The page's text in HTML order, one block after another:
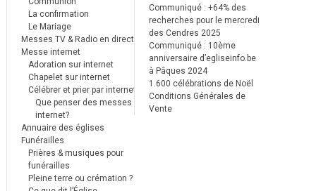
La confirmation
Le Mariage
Messes TV & Radio en direct
Messe internet
Adoration sur internet
Chapelet sur internet
Célébrer et prier par internet
Que penser des messes
internet?
Annuaire des églises
Funérailles
Prières & musiques pour
funérailles
Pleine terre ou crémation ?
Communiqué : +64% des
recherches pour le mercredi
des Cendres 2025
Communiqué : 10ème
anniversaire d’egliseinfo.be
à Pâques 2024
1.600 célébrations de Noël
Conditions Générales de
Vente